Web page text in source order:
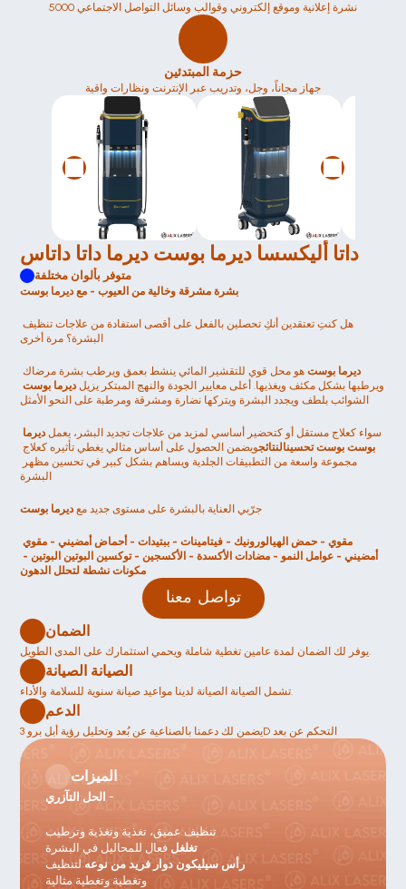
5000 نشرة إعلانية وموقع إلكتروني وقوالب وسائل التواصل الاجتماعي
حزمة المبتدئين
جهاز مجاناً، وجل، وتدريب عبر الإنترنت ونظارات واقية
داتا أليكسسا ديرما بوست ديرما داتا داتاس
متوفر بألوان مختلفة
بشرة مشرقة وخالية من العيوب - مع ديرما بوست
هل كنتِ تعتقدين أنكِ تحصلين بالفعل على أقصى استفادة من علاجات تنظيف
البشرة؟ مرة أخرى
ديرما بوست
هو محل قوي للتقشير المائي ينشط بعمق ويرطب بشرة مرضاك
ويرطبها بشكل مكثف ويغذيها. أعلى معايير الجودة والنهج المبتكر يزيل ديرما بوست
الشوائب بلطف ويجدد البشرة ويتركها نضارة ومشرقة ومرطبة على النحو الأمثل
سواء كعلاج مستقل أو كتحضير أساسي لمزيد من علاجات تجديد البشر، يعمل
بوست بوست تحسينالنتائج
البشرة
جرّبي العناية بالبشرة على مستوى جديد مع ديرما بوست
مقوي - حمض الهيالورونيك - فيتامينات - ببتيدات - أحماض أمضيني - مقوي
مكونات نشطة لتحلل الدهون
تواصل معنا
الضمان
يوفر لك الضمان لمدة عامين تغطية شاملة ويحمي استثمارك على المدى الطويل.
تشمل الصيانة الصيانة لدينا مواعيد صيانة سنوية للسلامة والأداء.
الدعم
الميزات
الحل التآزري -
تنظيف عميق، تغذية وتغذية وترطيب
تغلغل فعال للمحاليل في البشرة
رأس سيليكون دوار فريد من نوعه لتنظيف
وتغطية وتغطية مثالية